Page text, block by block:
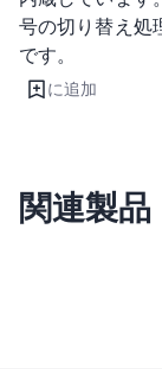
号の切り替え処
です。
に追加
関連製品